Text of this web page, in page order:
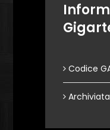
Codice